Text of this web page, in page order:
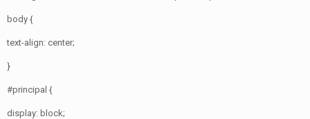
body {
text-align: center;
}
#principal {
display: block;